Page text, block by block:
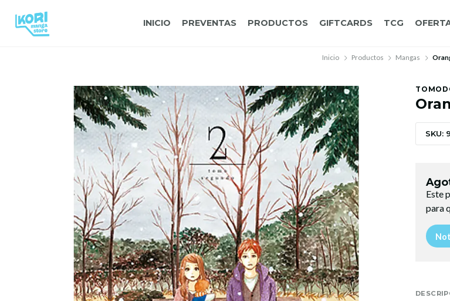
INICIO PREVENTAS PRODUCTOS GIFTCARDS TCG
Inicio Productos Mangas
SKU:
Este
para